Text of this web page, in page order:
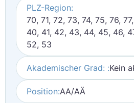
PLZ-Region:
70, 71, 72, 73, 74, 75, 76,
40, 41, 42, 43, 44, 45, 46,
52, 53
Akademischer Grad: :Kein
Position:AA/AÄ